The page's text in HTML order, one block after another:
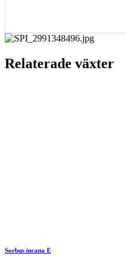
Relaterade växter
Sorbus incana E